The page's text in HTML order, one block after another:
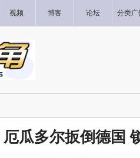
视频 博客 论坛 分类广
瓜多尔扳倒德国